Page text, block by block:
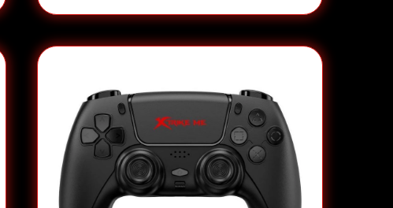
חוטיות
GH-
בצבע
לבן